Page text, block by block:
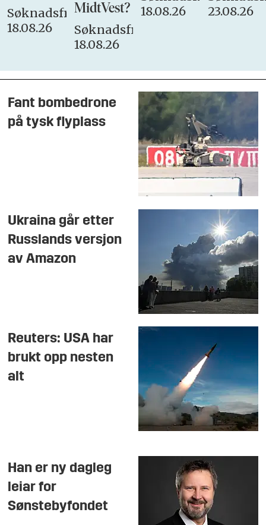
Søknadsfrist:
18.08.26
MidtVest?
Søknadsfrist:
18.08.26
18.08.26
23.08.26
Fant bombedrone
på tysk flyplass
Ukraina går etter
Russlands versjon
av Amazon
Reuters: USA har
brukt opp nesten
alt
Han er ny dagleg
leiar for
Sønstebyfondet